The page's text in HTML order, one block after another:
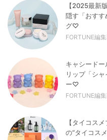
【2025最新
隠す「おすす
グ♡
FORTUNE編
キャシード
リップ「シ
ー♡
FORTUNE編
【タイコス
の“タイコス